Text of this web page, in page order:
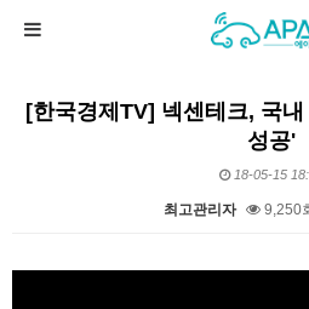
[한국경제TV] 넥센테크, 국
성공'
18-05-15
최고관리자 9,250
본문